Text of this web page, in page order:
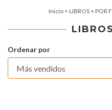
Inicio > LIBROS > POR
Ordenar por